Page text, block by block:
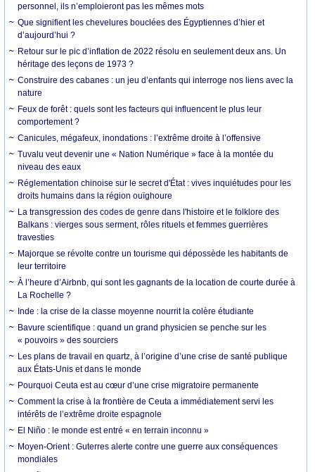
personnel, ils n’emploieront pas les mêmes mots
Que signifient les chevelures bouclées des Égyptiennes d’hier et
d’aujourd’hui ?
Retour sur le pic d’inflation de 2022 résolu en seulement deux ans. Un
héritage des leçons de 1973 ?
Construire des cabanes : un jeu d’enfants qui interroge nos liens avec la
nature
Feux de forêt : quels sont les facteurs qui influencent le plus leur
comportement ?
Canicules, mégafeux, inondations : l’extrême droite à l’offensive
Tuvalu veut devenir une « Nation Numérique » face à la montée du
niveau des eaux
Réglementation chinoise sur le secret d'État : vives inquiétudes pour les
droits humains dans la région ouïghoure
La transgression des codes de genre dans l'histoire et le folklore des
Balkans : vierges sous serment, rôles rituels et femmes guerrières
travesties
Majorque se révolte contre un tourisme qui dépossède les habitants de
leur territoire
À l’heure d’Airbnb, qui sont les gagnants de la location de courte durée à
La Rochelle ?
Inde : la crise de la classe moyenne nourrit la colère étudiante
Bavure scientifique : quand un grand physicien se penche sur les
« pouvoirs » des sourciers
Les plans de travail en quartz, à l’origine d’une crise de santé publique
aux États-Unis et dans le monde
Pourquoi Ceuta est au cœur d’une crise migratoire permanente
Comment la crise à la frontière de Ceuta a immédiatement servi les
intérêts de l’extrême droite espagnole
El Niño : le monde est entré « en terrain inconnu »
Moyen-Orient : Guterres alerte contre une guerre aux conséquences
mondiales